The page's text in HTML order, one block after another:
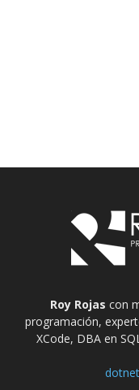
Roy Rojas con
programación,
XCode, DBA en